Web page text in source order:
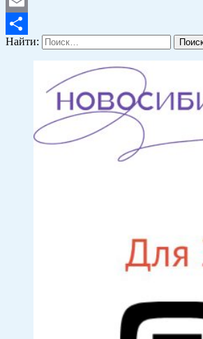
Email
Отправить
Найти: